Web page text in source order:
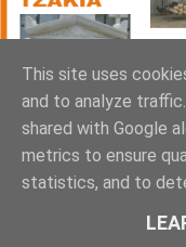
This site uses
and to analyze
shared with Google
metrics to ensure
statistics, and to